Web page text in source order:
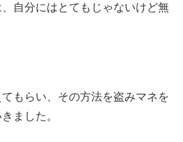
自分にはとてもじゃないけど無
もらい、その方法を盗みマネを
ました。